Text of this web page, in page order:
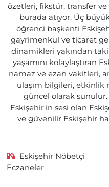
özetleri, fikstür, transfer
burada atıyor. Üç
öğrenci başkenti
gayrimenkul ve ticaret
dinamikleri yakından
yaşamını kolaylaştıran
namaz ve ezan vakitleri,
ulaşım bilgileri,
güncel olarak
Eskişehir'in sesi olan
ve güvenilir Eskişehir
Eskişehir Nöbetçi
Eczaneler